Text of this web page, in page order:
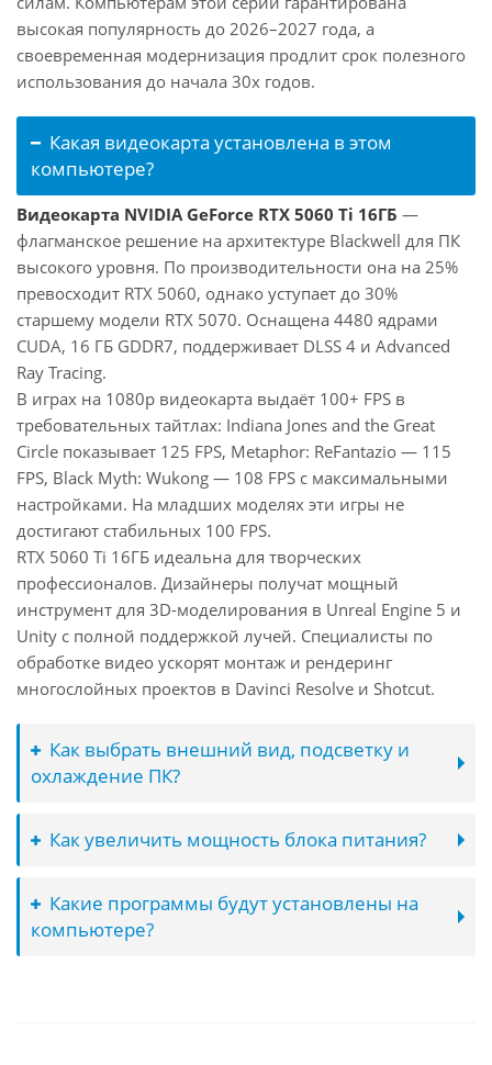
высокая популярность до 2026–2027 года, а
своевременная модернизация продлит срок полезного
использования до начала 30х годов.
Какая видеокарта установлена в этом
компьютере?
Видеокарта NVIDIA GeForce RTX 5060 Ti 16ГБ —
флагманское решение на архитектуре Blackwell для ПК
высокого уровня. По производительности она на 25%
превосходит RTX 5060, однако уступает до 30%
старшему модели RTX 5070. Оснащена 4480 ядрами
CUDA, 16 ГБ GDDR7, поддерживает DLSS 4 и Advanced
Ray Tracing.
В играх на 1080p видеокарта выдаёт 100+ FPS в
требовательных тайтлах: Indiana Jones and the Great
Circle показывает 125 FPS, Metaphor: ReFantazio — 115
FPS, Black Myth: Wukong — 108 FPS с максимальными
настройками. На младших моделях эти игры не
достигают стабильных 100 FPS.
RTX 5060 Ti 16ГБ идеальна для творческих
профессионалов. Дизайнеры получат мощный
инструмент для 3D-моделирования в Unreal Engine 5 и
Unity с полной поддержкой лучей. Специалисты по
обработке видео ускорят монтаж и рендеринг
многослойных проектов в Davinci Resolve и Shotcut.
Как выбрать внешний вид, подсветку и
охлаждение ПК?
Как увеличить мощность блока питания?
Какие программы будут установлены на
компьютере?